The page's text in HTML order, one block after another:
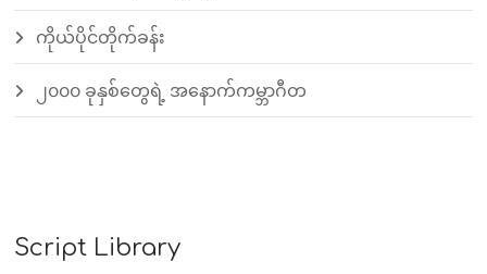
ကိုယ်ပိုင်တိုက်ခန်း
၂၀၀၀ ခုနှစ်တွေရဲ့ အနောက်ကမ္ဘာဂီတ
Script Library